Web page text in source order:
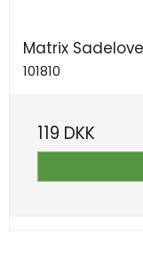
Matrix
101810
119 DKK